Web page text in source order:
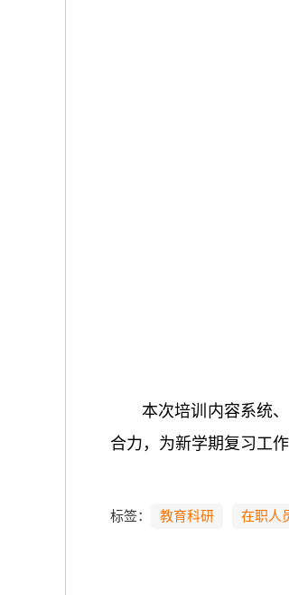
本次培训内容系统
合力，为新学期复习工
标签： 教育科研 在职人